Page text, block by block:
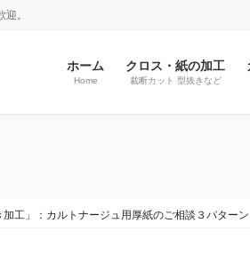
。
ホーム
Home
クロス・紙の加工
裁断カット 型抜きなど
加工」：カルトナージュ用厚紙のご相談３パターン